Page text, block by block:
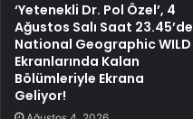
‘Yetenekli Dr. Pol Özel’, 4
Ağustos Salı Saat 23.45’de
National Geographic WILD
Ekranlarında Kalan
Bölümleriyle Ekrana
Geliyor!